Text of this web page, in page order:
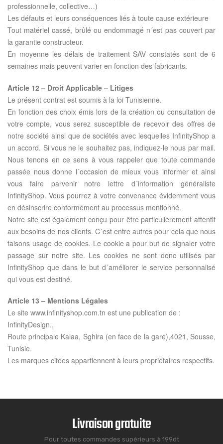
professionnelle, collective…)
Les défauts et leurs conséquences liés à toute cause extérieure
Tout matériel cassé, brûlé ou endommagé n´est pas couvert par
la garantie constructeur.
En moyenne les délais de traitement SAV constatés sont de 6
semaines mais peuvent varier en fonction des fabricants.
Article 12 – Droit Applicable – Litiges
Le présent contrat est soumis à la loi Tunisienne.
En fonction des choix émis lors de la création ou consultation de
votre compte, vous serez susceptible de recevoir des offres de
notre société ainsi que de sociétés avec lesquelles InfinityShop a
un accord. Si vous ne le souhaitez pas, indiquez-le nous par mail.
Nous tenons en ce sens à vous rappeler que toute commande
passée nous donne l´occasion de mieux vous informer et ainsi
vous faire parvenir notre lettre d´information généraliste
InfinityShop. Vous pourrez à votre convenance évidemment vous
en désinscrire conformément au processus mentionné.
Notre site est également conçu pour être particulièrement attentif
aux besoins de nos clients. C´est entre autres pour cela que nous
faisons usage de cookies. Le cookie a pour but de signaler votre
passage sur notre site. Les cookies ne sont donc utilisés par
InfinityShop que dans le but d´améliorer le service personnalisé
qui vous est destiné.
Article 13 – Mentions Légales
Le site www.infinityshop.com.tn est une publication de :
InfinityDesign.,
Route principale Kalaa, Sghira (en face de la gare),4021, Sousse,
Tunisie.
Les marques citées appartiennent à leurs propriétaires respectifs.
Livraison gratuite
Pour toutes commandes supérieurs à 199dt